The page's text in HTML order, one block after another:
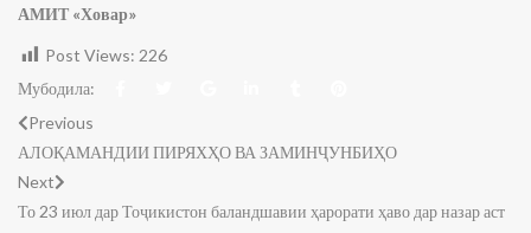
АМИТ «Ховар»
Post Views: 226
Мубодила:
Previous
АЛОҚАМАНДИИ ПИРЯХҲО ВА ЗАМИНҶУНБИҲО
Next
То 23 июл дар Тоҷикистон баландшавии ҳарорати ҳаво дар назар аст